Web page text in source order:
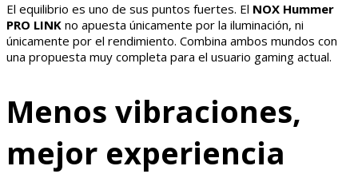
El equilibrio es uno de sus puntos fuertes. El NOX Hummer
PRO LINK no apuesta únicamente por la iluminación, ni
únicamente por el rendimiento. Combina ambos mundos con
una propuesta muy completa para el usuario gaming actual.
Menos vibraciones,
mejor experiencia